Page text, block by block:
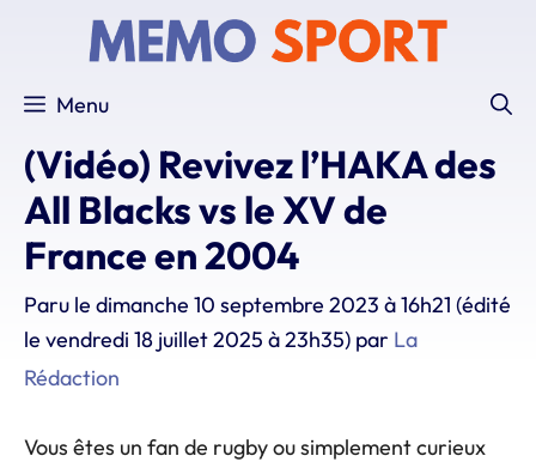
Menu
(Vidéo) Revivez l’HAKA des
All Blacks vs le XV de
France en 2004
Paru le dimanche 10 septembre 2023 à 16h21 (édité
le vendredi 18 juillet 2025 à 23h35) par La
Rédaction
Vous êtes un fan de rugby ou simplement curieux